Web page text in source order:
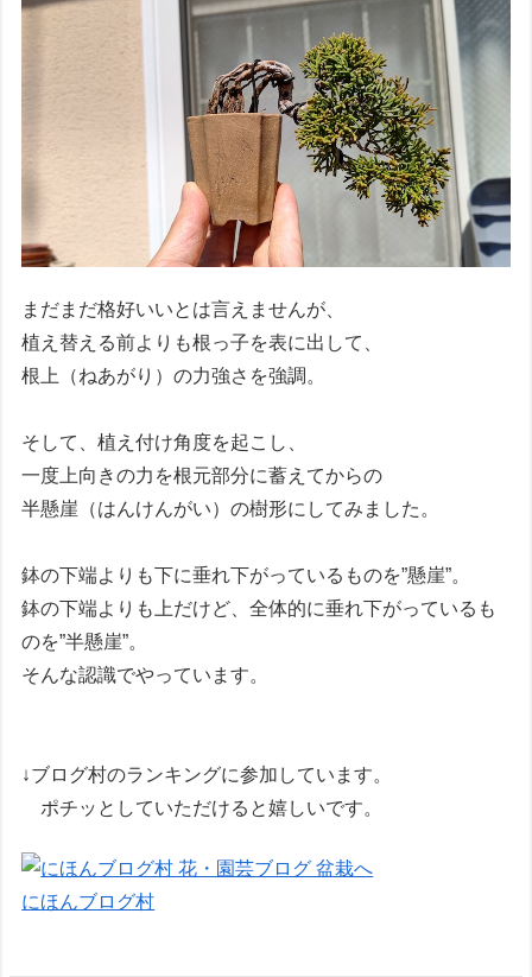
まだまだ格好いいとは言えませんが、
植え替える前よりも根っ子を表に出して、
根上（ねあがり）の力強さを強調。
そして、植え付け角度を起こし、
一度上向きの力を根元部分に蓄えてからの
半懸崖（はんけんがい）の樹形にしてみました。
鉢の下端よりも下に垂れ下がっているものを”懸崖”。
鉢の下端よりも上だけど、全体的に垂れ下がっているも
のを”半懸崖”。
そんな認識でやっています。
↓ブログ村のランキングに参加しています。
ポチッとしていただけると嬉しいです。
にほんブログ村